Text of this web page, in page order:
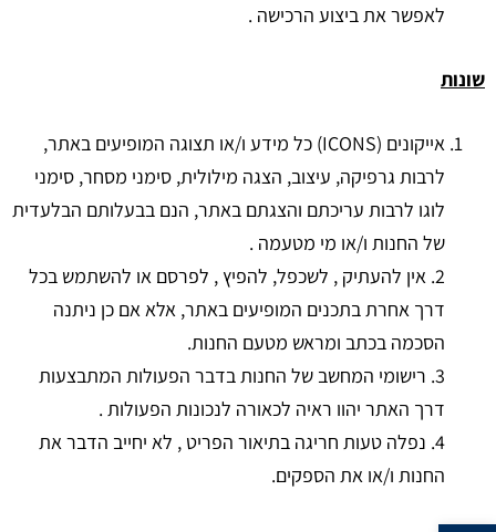
לאפשר את ביצוע הרכישה .
שונות
אייקונים (ICONS) כל מידע ו/או תצוגה המופיעים באתר,
לרבות גרפיקה, עיצוב, הצגה מילולית, סימני מסחר, סימני
לוגו לרבות עריכתם והצגתם באתר, הנם בבעלותם הבלעדית
של החנות ו/או מי מטעמה .
2. אין להעתיק , לשכפל, להפיץ , לפרסם או להשתמש בכל
דרך אחרת בתכנים המופיעים באתר, אלא אם כן ניתנה
הסכמה בכתב ומראש מטעם החנות.
3. רישומי המחשב של החנות בדבר הפעולות המתבצעות
דרך האתר יהוו ראיה לכאורה לנכונות הפעולות .
4. נפלה טעות חריגה בתיאור הפריט , לא יחייב הדבר את
החנות ו/או את הספקים.